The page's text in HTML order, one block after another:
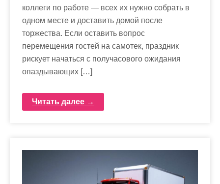
коллеги по работе — всех их нужно собрать в
одном месте и доставить домой после
торжества. Если оставить вопрос
перемещения гостей на самотек, праздник
рискует начаться с получасового ожидания
опаздывающих […]
Читать далее →